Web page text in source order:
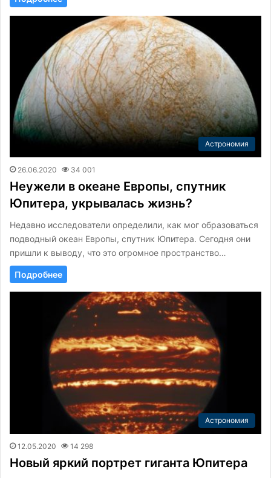
Астрономия
26.06.2020 34 001
Неужели в океане Европы, спутник
Юпитера, укрывалась жизнь?
Недавно исследователи определили, как мог образоваться
подводный океан Европы, спутник Юпитера. Сегодня они
пришли к выводу, что это огромное пространство…
Подробнее
Астрономия
12.05.2020 14 298
Новый яркий портрет гиганта Юпитера